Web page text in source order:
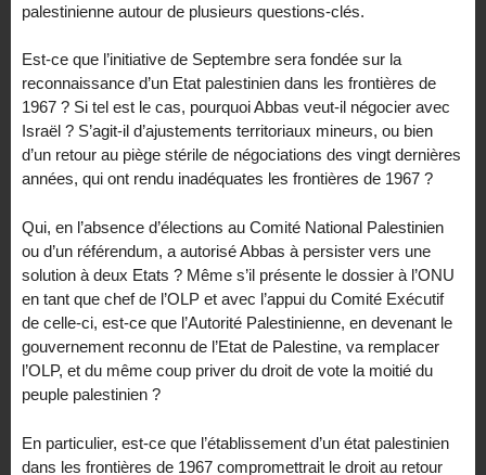
palestinienne autour de plusieurs questions-clés.
Est-ce que l’initiative de Septembre sera fondée sur la
reconnaissance d’un Etat palestinien dans les frontières de
1967 ? Si tel est le cas, pourquoi Abbas veut-il négocier avec
Israël ? S’agit-il d’ajustements territoriaux mineurs, ou bien
d’un retour au piège stérile de négociations des vingt dernières
années, qui ont rendu inadéquates les frontières de 1967 ?
Qui, en l’absence d’élections au Comité National Palestinien
ou d’un référendum, a autorisé Abbas à persister vers une
solution à deux Etats ? Même s’il présente le dossier à l’ONU
en tant que chef de l’OLP et avec l’appui du Comité Exécutif
de celle-ci, est-ce que l’Autorité Palestinienne, en devenant le
gouvernement reconnu de l’Etat de Palestine, va remplacer
l’OLP, et du même coup priver du droit de vote la moitié du
peuple palestinien ?
En particulier, est-ce que l’établissement d’un état palestinien
dans les frontières de 1967 compromettrait le droit au retour